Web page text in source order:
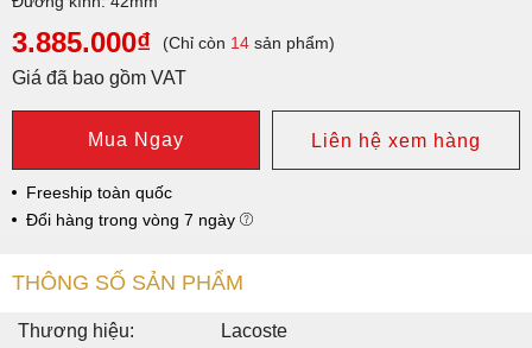
3.885.000₫ (Chỉ còn 14 sản phẩm)
Giá đã bao gồm VAT
Mua Ngay Liên hệ xem hàng
Freeship toàn quốc
Đổi hàng trong vòng 7 ngày
THÔNG SỐ SẢN PHẨM
Thương hiệu:
Lacoste